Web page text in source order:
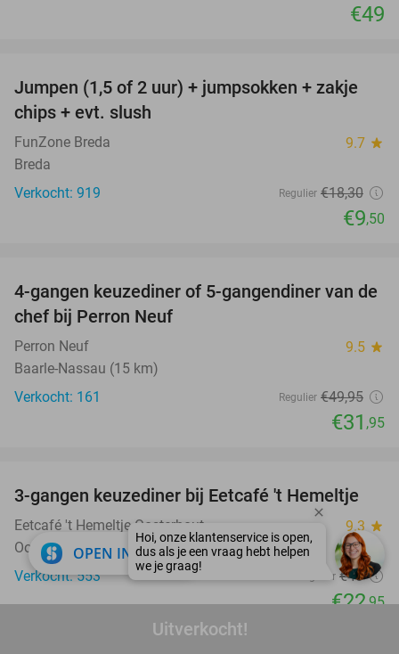
Uitverkocht!
€49
48%
Jumpen (1,5 of 2 uur) + jumpsokken + zakje
chips + evt. slush
FunZone Breda 9.7 star
Breda
Verkocht: 919
Regulier €18,30
€9,50
36%
4-gangen keuzediner of 5-gangendiner van de
chef bij Perron Neuf
Perron Neuf 9.5 star
Baarle-Nassau (15 km)
Verkocht: 161
Regulier €49,95
€31 ,95
43%
3-gangen keuzediner bij Eetcafé 't Hemeltje
Eetcafé 't Hemeltje Oosterhout 9.3 star
Oosterhout (6 km)
Verkocht: 553
Regulier €40
€22,95
OPEN IN APP close